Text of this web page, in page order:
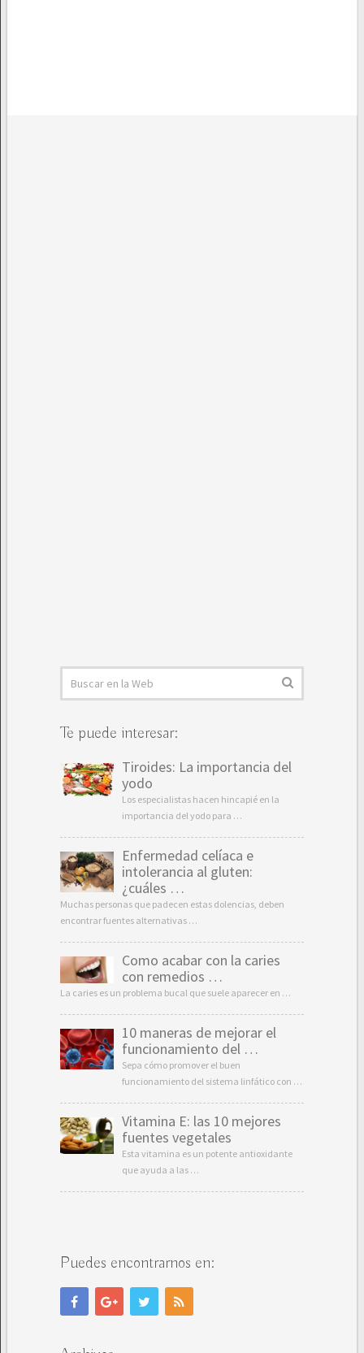
Te puede interesar:
Tiroides: La importancia del
yodo
Los especialistas hacen hincapié en la
importancia del yodo para …
Enfermedad celíaca e
intolerancia al gluten:
¿cuáles …
Muchas personas que padecen estas dolencias, deben
encontrar fuentes alternativas …
Como acabar con la caries
con remedios …
La caries es un problema bucal que suele aparecer en …
10 maneras de mejorar el
funcionamiento del …
Sepa cómo promover el buen
funcionamiento del sistema linfático con …
Vitamina E: las 10 mejores
fuentes vegetales
Esta vitamina es un potente antioxidante
que ayuda a las …
Puedes encontrarnos en: